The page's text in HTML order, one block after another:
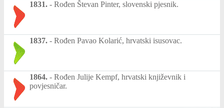
1831. - Rođen Števan Pinter, slovenski pjesnik.
1837. - Rođen Pavao Kolarić, hrvatski isusovac.
1864. - Rođen Julije Kempf, hrvatski književnik i
povjesničar.